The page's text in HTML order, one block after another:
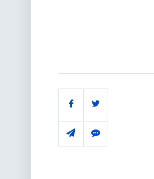
Поділитись